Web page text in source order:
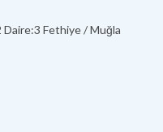
doğa yürüyüşleri ve
koşullar
Kaş Bayındır Köyü'nün
artar ve villanızın
Daire:3 Fethiye / Muğla